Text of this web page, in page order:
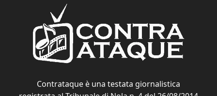
Contrataque è una testata giornalistica